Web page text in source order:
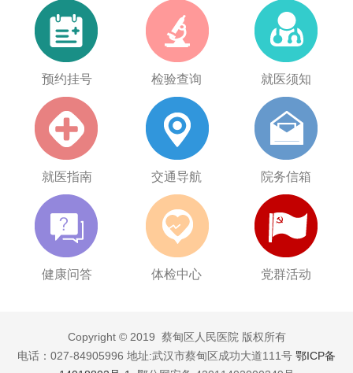
预约挂号 检验查询 就医须知
就医指南 交通导航 院务信箱
健康问答 体检中心 党群活动
Copyright © 2019 蔡甸区人民医院 版权所有
电话：027-84905996 地址:武汉市蔡甸区成功大道111号 鄂ICP备